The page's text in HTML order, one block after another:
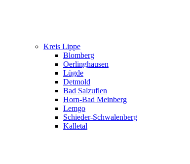
Kreis Lippe
Blomberg
Oerlinghausen
Lügde
Detmold
Bad Salzuflen
Horn-Bad Meinberg
Lemgo
Schieder-Schwalenberg
Kalletal